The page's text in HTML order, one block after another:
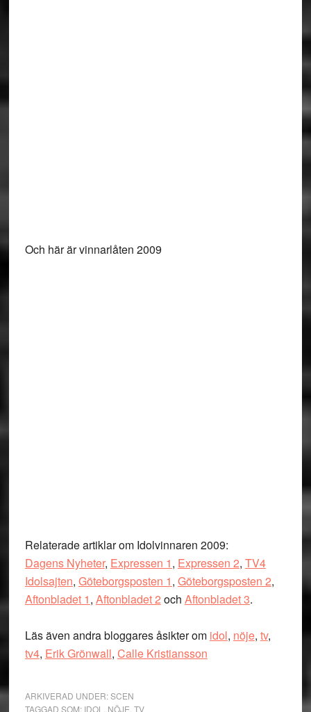
Och här är vinnarlåten 2009
Relaterade artiklar om Idolvinnaren 2009:
Dagens Nyheter, Expressen 1, Expressen 2, TV4
Idolsajten, Göteborgsposten 1, Göteborgsposten 2,
Aftonbladet 1, Aftonbladet 2 och Aftonbladet 3.
Läs även andra bloggares åsikter om idol, nöje, tv,
tv4, Erik Grönwall, Calle Kristiansson
ARKIVERAD UNDER:SCEN
TAGGAD SOM: IDOL NÖJE TV